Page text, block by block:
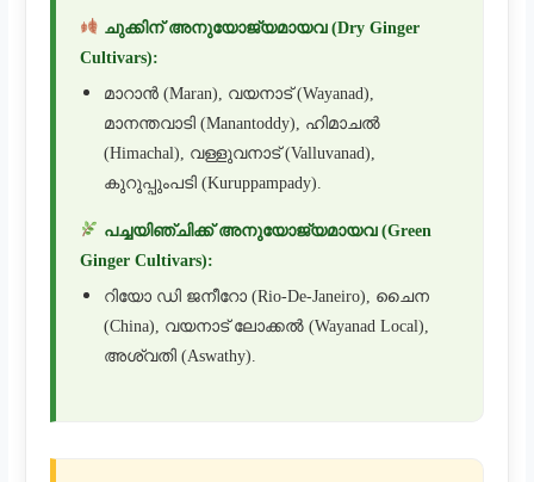
ചുക്കിന് അനുയോജ്യമായവ (Dry Ginger
Cultivars):
മാറാൻ (Maran), വയനാട് (Wayanad),
മാനന്തവാടി (Manantoddy), ഹിമാചൽ
(Himachal), വള്ളുവനാട് (Valluvanad),
കുറുപ്പുംപടി (Kuruppampady).
പച്ചയിഞ്ചിക്ക് അനുയോജ്യമായവ (Green
Ginger Cultivars):
റിയോ ഡി ജനീറോ (Rio-De-Janeiro), ചൈന
(China), വയനാട് ലോക്കൽ (Wayanad Local),
അശ്വതി (Aswathy).